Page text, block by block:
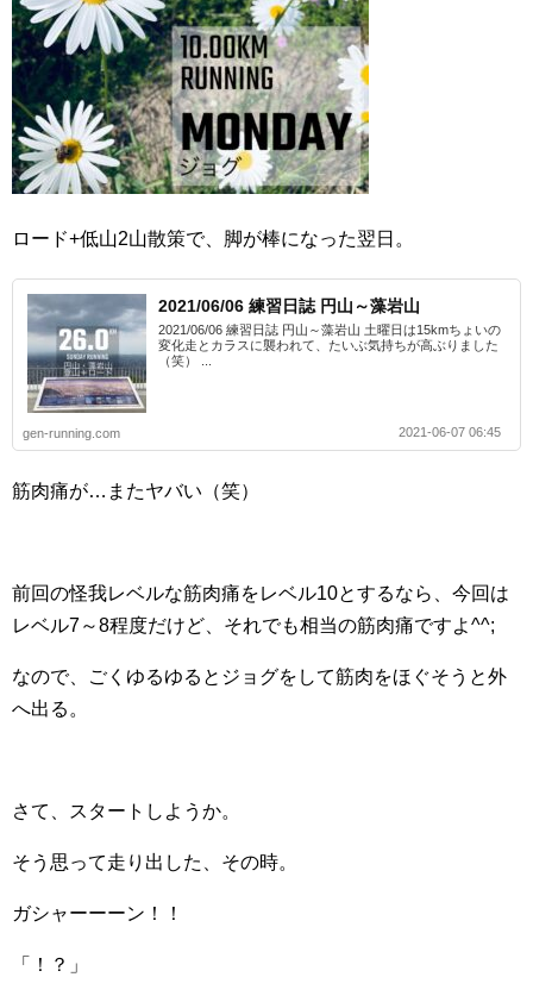
ロード+低山2山散策で、脚が棒になった翌日。
2021/06/06 練習日誌 円山～藻岩山
2021/06/06 練習日誌 円山～藻岩山 土曜日は15kmちょいの
変化走とカラスに襲われて、たいぶ気持ちが高ぶりました
（笑） ...
gen-running.com 2021-06-07 06:45
筋肉痛が…またヤバい（笑）
前回の怪我レベルな筋肉痛をレベル10とするなら、今回は
レベル7～8程度だけど、それでも相当の筋肉痛ですよ^^;
なので、ごくゆるゆるとジョグをして筋肉をほぐそうと外
へ出る。
さて、スタートしようか。
そう思って走り出した、その時。
ガシャーーーン！！
「！？」